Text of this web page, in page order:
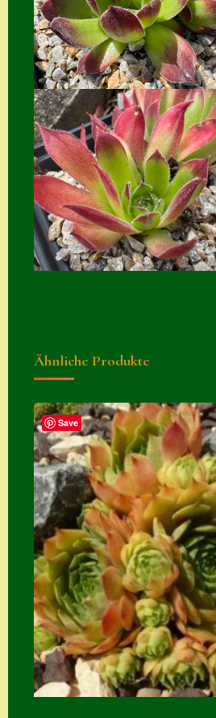
Ähnliche Produkte
Save